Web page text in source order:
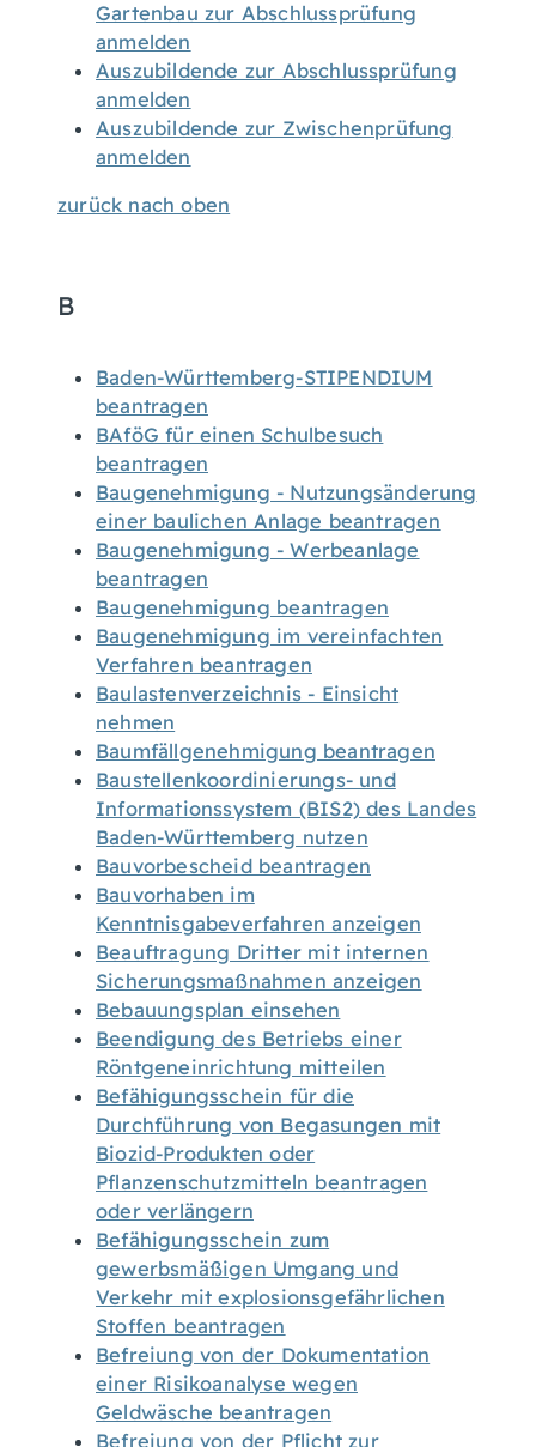
Gartenbau zur Abschlussprüfung
anmelden
Auszubildende zur Abschlussprüfung
anmelden
Auszubildende zur Zwischenprüfung
anmelden
zurück nach oben
B
Baden-Württemberg-STIPENDIUM
beantragen
BAföG für einen Schulbesuch
beantragen
Baugenehmigung - Nutzungsänderung
einer baulichen Anlage beantragen
Baugenehmigung - Werbeanlage
beantragen
Baugenehmigung beantragen
Baugenehmigung im vereinfachten
Verfahren beantragen
Baulastenverzeichnis - Einsicht
nehmen
Baumfällgenehmigung beantragen
Baustellenkoordinierungs- und
Informationssystem (BIS2) des Landes
Baden-Württemberg nutzen
Bauvorbescheid beantragen
Bauvorhaben im
Kenntnisgabeverfahren anzeigen
Beauftragung Dritter mit internen
Sicherungsmaßnahmen anzeigen
Bebauungsplan einsehen
Beendigung des Betriebs einer
Röntgeneinrichtung mitteilen
Befähigungsschein für die
Durchführung von Begasungen mit
Biozid-Produkten oder
Pflanzenschutzmitteln beantragen
oder verlängern
Befähigungsschein zum
gewerbsmäßigen Umgang und
Verkehr mit explosionsgefährlichen
Stoffen beantragen
Befreiung von der Dokumentation
einer Risikoanalyse wegen
Geldwäsche beantragen
Befreiung von der Pflicht zur